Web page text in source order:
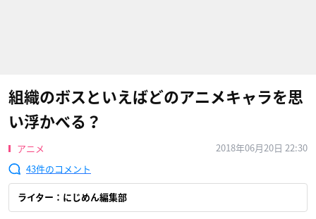
組織のボスといえばどのアニメキャラを思
い浮かべる？
アニメ
2018年06月20日 22:30
43
ライター：にじめん編集部